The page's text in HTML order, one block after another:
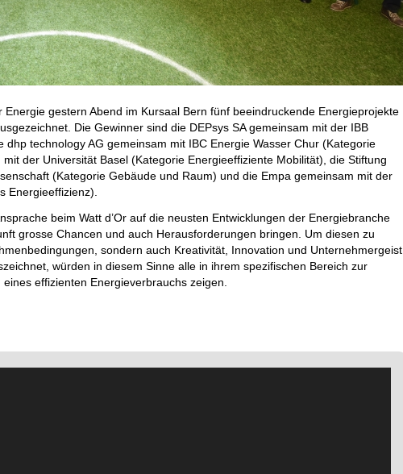
gestern Abend im Kursaal Bern fünf beeindruckende Energieprojekte
Die Gewinner sind die DEPsys SA gemeinsam mit der IBB
technology AG gemeinsam mit IBC Energie Wasser Chur (Kategorie
der Universität Basel (Kategorie Energieeffiziente Mobilität), die Stiftung
(Kategorie Gebäude und Raum) und die Empa gemeinsam mit der
Energieeffizienz).
beim Watt d’Or auf die neusten Entwicklungen der Energiebranche
grosse Chancen und auch Herausforderungen bringen. Um diesen zu
sondern auch Kreativität, Innovation und Unternehmergeist.
würden in diesem Sinne alle in ihrem spezifischen Bereich zur
effizienten Energieverbrauchs zeigen.